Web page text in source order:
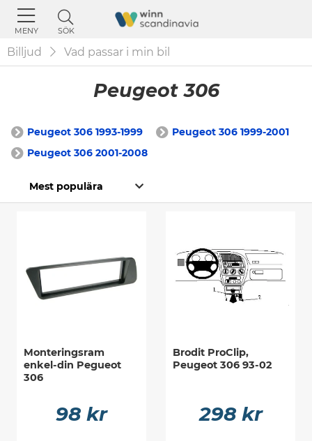
MENY SÖK
Billjud Vad passar i min bil
Peugeot 306
Peugeot 306 1993-1999
Peugeot 306 1999-2001
Peugeot 306 2001-2008
Monteringsram
enkel-din Pegueot
306
98 kr
Brodit ProClip,
Peugeot 306 93-02
298 kr